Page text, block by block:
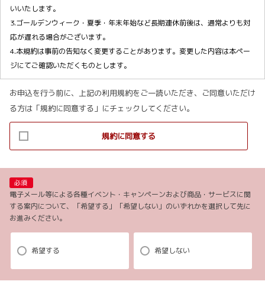
いいたします。
3.ゴールデンウィーク・夏季・年末年始など長期連休前後は、通常よりも対
応が遅れる場合がございます。
4.本規約は事前の告知なく変更することがあります。変更した内容は本ペー
ジにてご確認いただくものとします。
【個人情報の取り扱いについて】
1.当社ホームページ上に掲示する「プライバシー・ポリシー」に基づき、適
切に取り扱うものとします。
2.当社が取得したお客様の個人情報（本リクエストフォームよりご入力いた
当ウェブサイトの閲覧情報）は、以下の目的で利用させていただきます。
(1)お申し込み頂いたリクエストに対応するにあたり必要な確認や連絡をする
ため。
(2)本リクエストに関するお問い合わせやご要望に対し適切に対応をするた
め。
(3)当社が取り扱う商品・サービスに関する営業上のご案内や提案または各種
分析した上で、お客様のライフステージ、ご趣味や嗜好に応じたご案内・ご
お申込を行う前に、上記の利用規約をご一読いただき、ご同意いただけ
る方は「規約に同意する」にチェックしてください。
規約に同意する
必須
電子メール等による各種イベント・キャンペーンおよび商品・サービスに関
する案内について、「希望する」「希望しない」のいずれかを選択して先に
お進みください。
希望する 希望しない